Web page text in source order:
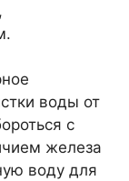
воды от
с
железа
воду для